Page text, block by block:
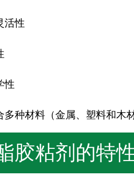
活性
性
多种材料（金属、塑料和木材
胶粘剂的特